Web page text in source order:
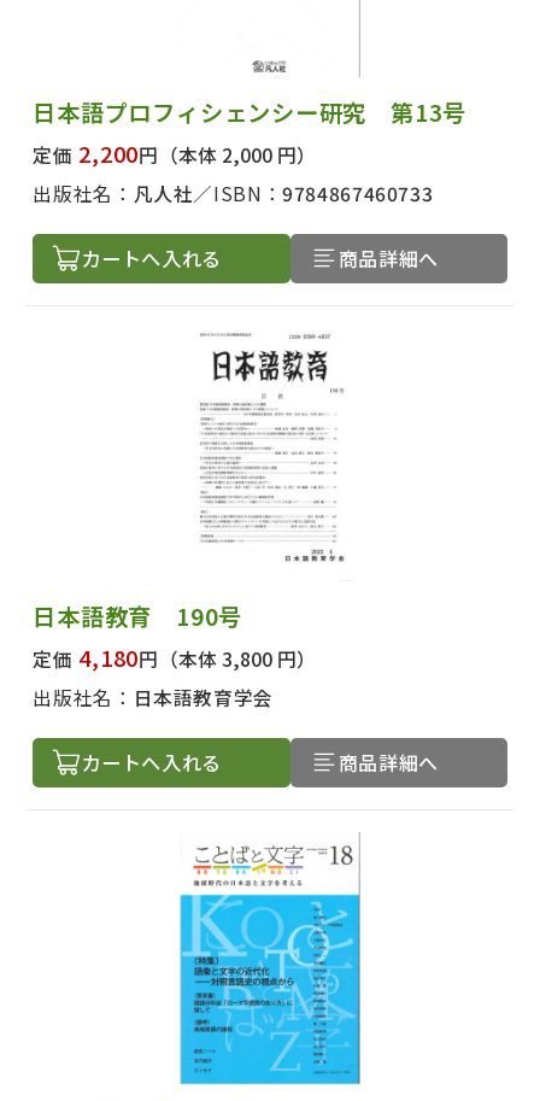
日本語プロフィシェンシー研究 第13号
定価 2,200円 （本体 2,000 円）
出版社名： 凡人社 ISBN：9784867460733
カートへ入れる 商品詳細へ
日本語教育 190号
定価 4,180円 （本体 3,800 円）
出版社名： 日本語教育学会
カートへ入れる 商品詳細へ